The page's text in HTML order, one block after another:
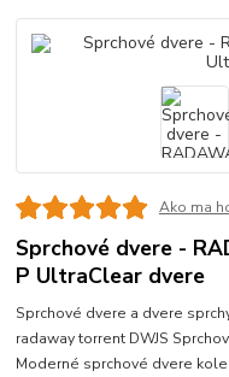
Ako ma
Sprchové dvere -
P UltraClear dvere
Sprchové dvere a dvere
radaway torrent DWJS
Moderné sprchové dvere